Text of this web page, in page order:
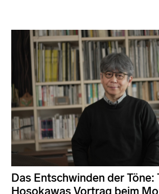
Das Entschwinden der Töne:
Hosokawas Vortrag beim